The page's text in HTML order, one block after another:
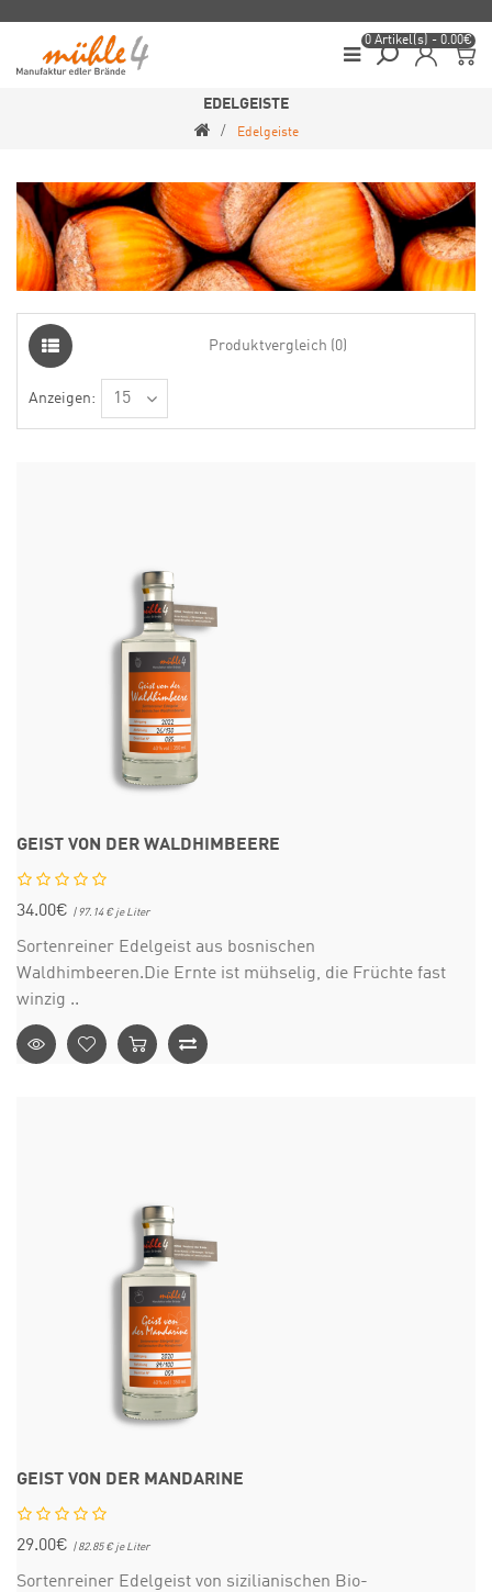
0 Artikel(s) - 0.00€
EDELGEISTE
Edelgeiste
Produktvergleich (0)
Anzeigen:
GEIST VON DER WALDHIMBEERE
34.00€ | 97.14 € je Liter
Sortenreiner Edelgeist aus bosnischen
Waldhimbeeren.Die Ernte ist mühselig, die Früchte fast
winzig ..
GEIST VON DER MANDARINE
29.00€ | 82.85 € je Liter
Sortenreiner Edelgeist von sizilianischen Bio-